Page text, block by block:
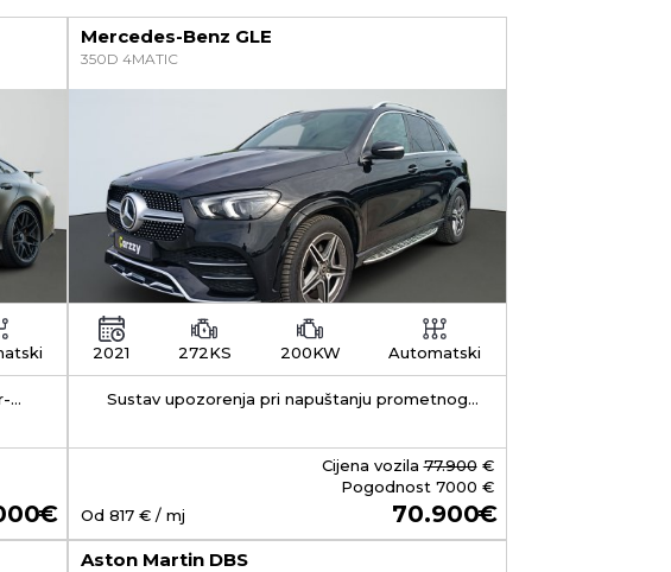
Mercedes-Benz GLE
350D 4MATIC
2021 272KS 200KW Automatski
Sustav upozorenja pri napuštanju prometnog
Cijena vozila77.900€
Pogodnost 7000 €
Od 817 € / mj 70.900
Aston Martin DBS